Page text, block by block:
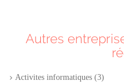
Autres
Activites informatiques (3)